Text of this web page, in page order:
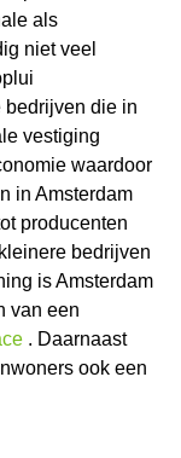
als
niet veel
bedrijven die in
vestiging
waardoor
in Amsterdam
producenten
bedrijven
is Amsterdam
van een
. Daarnaast
ook een